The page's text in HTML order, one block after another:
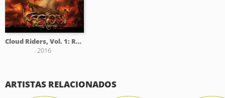
Cloud Riders, Vol. 1: Road to Skycity
2016
ARTISTAS RELACIONADOS